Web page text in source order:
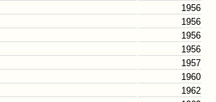
1956
1956
1956
1956
1957
1960
1962